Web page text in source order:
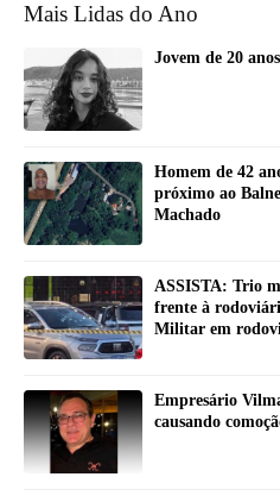
Mais Lidas do Ano
Jovem de 20
Homem de 42
próximo ao
Machado
ASSISTA: Trio
frente à
Militar em
Empresário
causando